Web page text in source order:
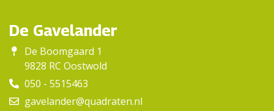
De Gavelander
De Boomgaard 1
9828 RC Oostwold
050 - 5515463
gavelander@quadraten.nl